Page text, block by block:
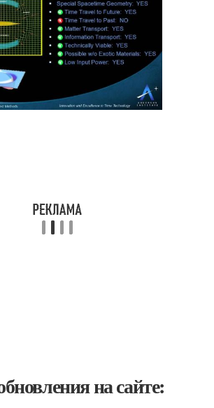
на сайте: